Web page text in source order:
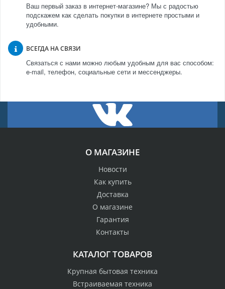
Ваш первый заказ в интернет-магазине? Мы с радостью
подскажем как сделать покупки в интернете простыми и
удобными.
ВСЕГДА НА СВЯЗИ
Связаться с нами можно любым удобным для вас способом:
e-mail, телефон, социальные сети и мессенджеры.
О МАГАЗИНЕ
Новости
Как купить
Доставка
О магазине
Гарантия
Контакты
КАТАЛОГ ТОВАРОВ
Крупная бытовая техника
Встраиваемая техника